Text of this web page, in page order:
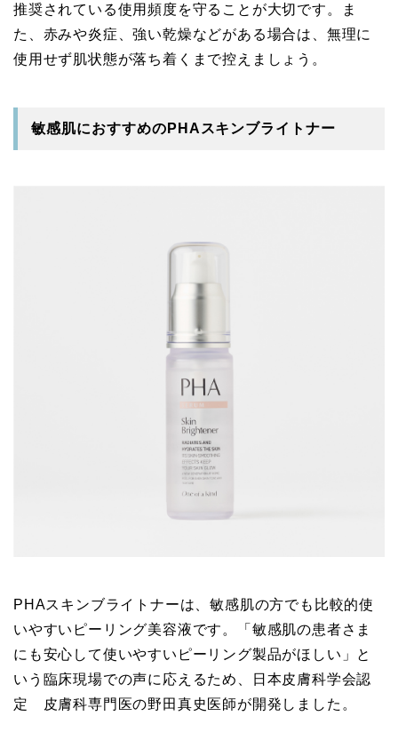
推奨されている使用頻度を守ることが大切です。ま
た、赤みや炎症、強い乾燥などがある場合は、無理に
使用せず肌状態が落ち着くまで控えましょう。
敏感肌におすすめのPHAスキンブライトナー
PHAスキンブライトナーは、敏感肌の方でも比較的使
いやすいピーリング美容液です。「敏感肌の患者さま
にも安心して使いやすいピーリング製品がほしい」と
いう臨床現場での声に応えるため、日本皮膚科学会認
定 皮膚科専門医の野田真史医師が開発しました。